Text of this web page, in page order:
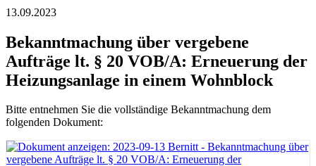
13.09.2023
Bekanntmachung über vergebene
Aufträge lt. § 20 VOB/A: Erneuerung der
Heizungsanlage in einem Wohnblock
Bitte entnehmen Sie die vollständige Bekanntmachung dem
folgenden Dokument: